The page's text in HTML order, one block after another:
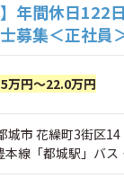
】年間休日
募集＜正社員
万円～22.0万円
城市 花繰町3街区14
本線「都城駅」バス